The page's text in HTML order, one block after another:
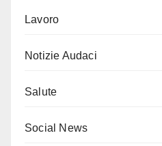
Lavoro
Notizie Audaci
Salute
Social News